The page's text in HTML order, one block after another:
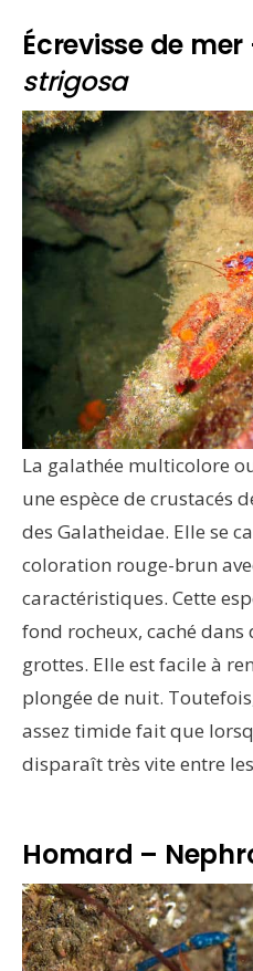
Écrevisse de mer
strigosa
La galathée multicolore
une espèce de crustacés
des Galatheidae. Elle se
coloration rouge-brun
caractéristiques. Cette
fond rocheux, caché dans
grottes. Elle est facile à
plongée de nuit.
assez timide fait que
disparaît très vite entre
Homard –